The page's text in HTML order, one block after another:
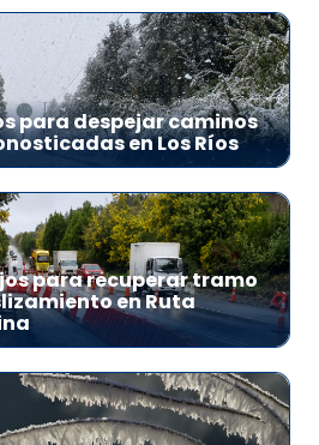
para despejar caminos
en Los Ríos
para recuperar tramo
en Ruta